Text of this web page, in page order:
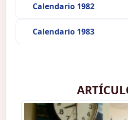
Calendario 1982
Calendario 1983